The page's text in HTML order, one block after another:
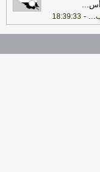
أس...
...
-
18:39:33